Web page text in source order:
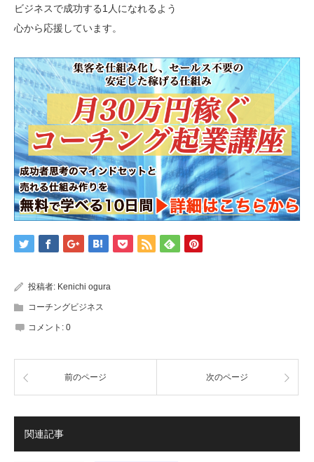
ビジネスで成功する1人になれるよう
心から応援しています。
投稿者: Kenichi ogura
コーチングビジネス
コメント: 0
前のページ 次のページ
関連記事